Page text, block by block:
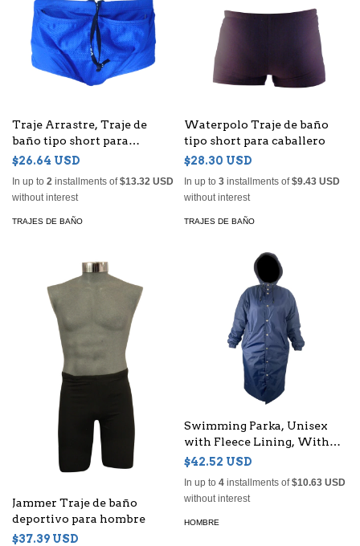
Traje Arrastre, Traje de
baño tipo short para
caballero
$26.64 USD
In up to 2 installments of$13.32 USD
without interest
TRAJES DE BAÑO
Waterpolo Traje de baño
tipo short para caballero
$28.30 USD
In up to 3 installments of$9.43 USD
without interest
TRAJES DE BAÑO
Jammer Traje de baño
deportivo para hombre
$37.39 USD
Swimming Parka, Unisex
with Fleece Lining, With
Snap fastener, children or
$42.52 USD
In up to 4 installments of$10.63 USD
without interest
HOMBRE